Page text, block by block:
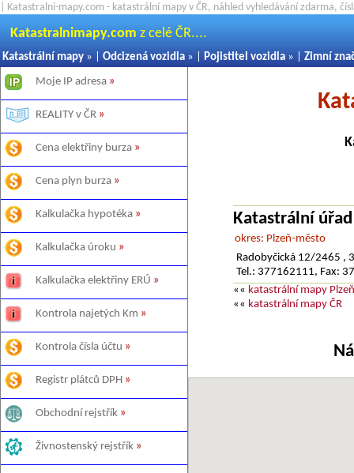
| Katastralni-mapy.com - katastrální mapy v ČR, náhled vyhledávání zdarma,
Katastralnimapy.com z celé ČR....
Katastrální mapy » | Odcizená vozidla » | Pojistitel vozidla » | Zimní
Moje IP adresa »
REALITY v ČR »
Cena elektřiny burza »
Cena plyn burza »
Kalkulačka hypotéka »
Kalkulačka úroku »
Kalkulačka elektřiny ERÚ »
Kontrola najetých Km »
Kontrola čísla účtu »
Registr plátců DPH »
Obchodní rejstřík »
Živnostenský rejstřík »
Katastrální
okres: Plzeň-město
Radobyčická 12/2465 ,
Tel.: 377162111, Fax:
«« katastrální mapy
«« katastrální mapy ČR